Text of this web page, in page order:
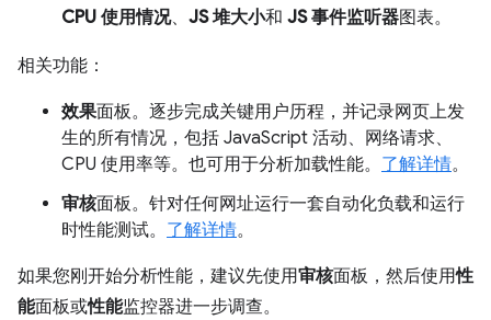
CPU 使用情况、 JS 堆大小和 JS 事件监听器图表。
相关功能：
效果面板。逐步完成关键用户历程，并记录网页上发
生的所有情况，包括 JavaScript 活动、网络请求、
CPU 使用率等。也可用于分析加载性能。 了解详情。
审核面板。针对任何网址运行一套自动化负载和运行
时性能测试。 了解详情。
如果您刚开始分析性能，建议先使用审核面板，然后使用性
能面板或性能监控器进一步调查。